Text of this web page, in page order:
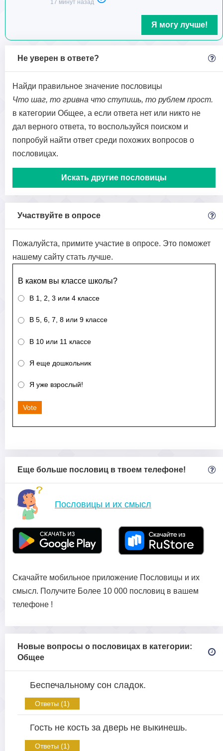
17 минут назад
Я могу лучше!
Не уверен в ответе?
Найди правильное значение пословицы
Что шаг, то гривна что ступишь, то рублем прост.
в категории Общее, а если ответа нет или никто не
дал верного ответа, то воспользуйся поиском и
попробуй найти ответ среди похожих вопросов о
пословицах.
Искать другие пословицы
Участвуйте в опросе
Пожалуйста, примите участие в опросе. Это поможет
нашему сайту стать лучше.
В каком вы классе школы?
В 1, 2, 3 или 4 классе
В 5, 6, 7, 8 или 9 классе
В 10 или 11 классе
Я еще дошкольник
Я уже взрослый!
Vote
Еще больше пословиц в твоем телефоне!
Пословицы и их смысл
Скачайте мобильное приложение Пословицы и их
смысл. Получите Более 10 000 пословиц в вашем
телефоне !
Новые вопросы о пословицах в категории:
Общее
Беспечальному сон сладок.
Ответы (1)
Гость не кость за дверь не выкинешь.
Ответы (1)